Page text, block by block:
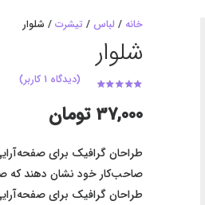
خانه / لباس / تیشرت / شلوار
شلوار
1
امتیازدهی مشتری
(دیدگاه 1 کاربر)
37,000 تومان
طراحان گرافیک برای
صاحب‌کار خود نشان دهند که
طراحان گرافیک برای